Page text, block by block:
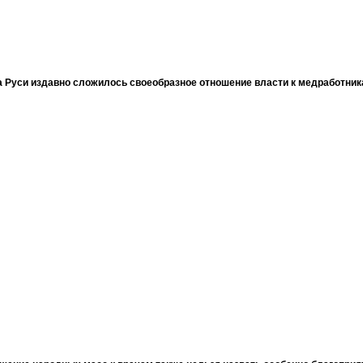
Руси издавно сложилось своеобразное отношение власти к